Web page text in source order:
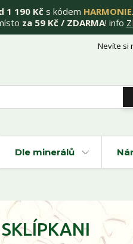
1 190 Kčs kódem HARMONIE.
za 59 Kč / ZDARMA! info
Nevíte si
Dle minerálů